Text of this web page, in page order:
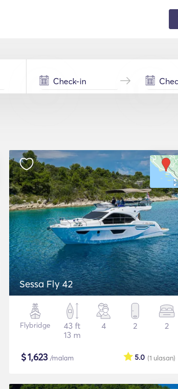
Sessa Fly 42
Flybridge
43 ft
13 m
4 2 2
$1,623 /malam (1 ulasan)
5.0